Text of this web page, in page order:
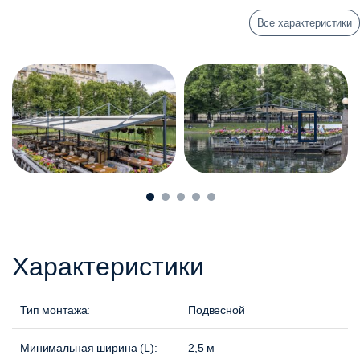
Все характеристики
Характеристики
Тип монтажа: Подвесной
Минимальная ширина (L): 2,5 м